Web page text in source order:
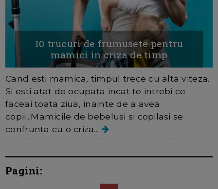
10 trucuri de frumusete pentru
mamici in criza de timp
Cand esti mamica, timpul trece cu alta viteza.
Si esti atat de ocupata incat te intrebi ce
faceai toata ziua, inainte de a avea
copii...Mamicile de bebelusi si copilasi se
confrunta cu o criza...
Pagini: